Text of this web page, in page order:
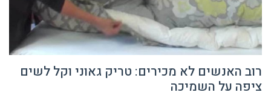
רוב האנשים לא מכירים: טריק גאוני וקל לשים
ציפה על השמיכה